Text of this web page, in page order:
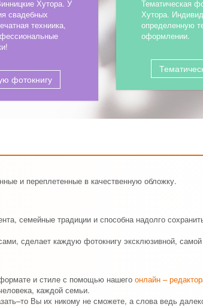
Хутора. У
свадебных
техниика,
фотокнигу
Тематическая
Хутора.
определенную
оформлении.
и переплетенные в качественную обложку.
семейные традиции и способна надолго
сделает каждую фотокнигу эксклюзивной, самой
и стиле с помощью нашего онлайн –
каждой семьи.
Вы их никому не сможете, а слова ведь